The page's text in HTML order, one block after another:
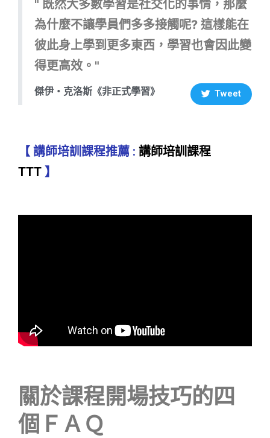
" 既然大多數學習是社交化的事情，那麼
為什麼不讓學員們多多接觸呢? 這樣能在
彼此身上學到更多東西，學習也會因此變
得更高效。"
傑伊・克洛斯《非正式學習》 Tweet
【 講師培訓課程推薦 : 講師培訓課程
TTT 】
關於課程開場技巧的四
個ＦＡＱ